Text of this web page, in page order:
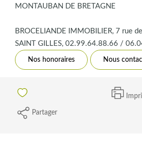
MONTAUBAN DE BRETAGNE
BROCELIANDE IMMOBILIER, 7 rue
SAINT GILLES, 02.99.64.88.66 /
Nos honoraires Nous
Partager